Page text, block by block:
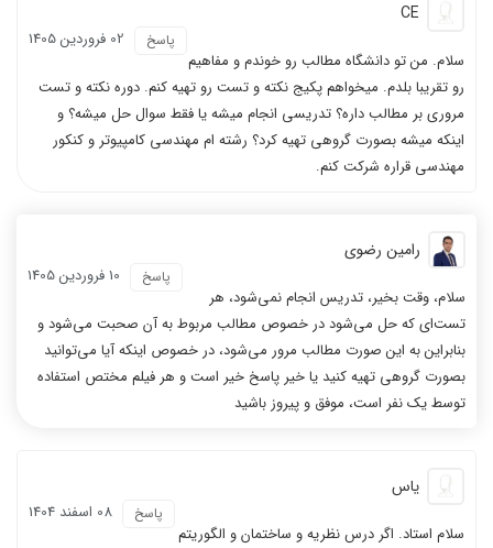
CE
02 فروردين 1405 پاسخ
سلام. من تو دانشگاه مطالب رو خوندم و مفاهیم
رو تقریبا بلدم. میخواهم پکیج نکته و تست رو تهیه کنم. دوره نکته و تست
مروری بر مطالب داره؟ تدریسی انجام میشه یا فقط سوال حل میشه؟ و
اینکه میشه بصورت گروهی تهیه کرد؟ رشته ام مهندسی کامپیوتر و کنکور
مهندسی قراره شرکت کنم.
رامین رضوی
10 فروردين 1405 پاسخ
سلام، وقت بخیر، تدریس انجام نمی‌شود، هر
تست‌ای که حل می‌شود در خصوص مطالب مربوط به آن صحبت می‌شود و
بنابراین به این صورت مطالب مرور می‌شود، در خصوص اینکه آیا می‌توانید
بصورت گروهی تهیه کنید یا خیر پاسخ خیر است و هر فیلم مختص استفاده
توسط یک نفر است، موفق و پیروز باشید
یاس
08 اسفند 1404 پاسخ
سلام استاد. اگر درس نظریه و ساختمان و الگوریتم